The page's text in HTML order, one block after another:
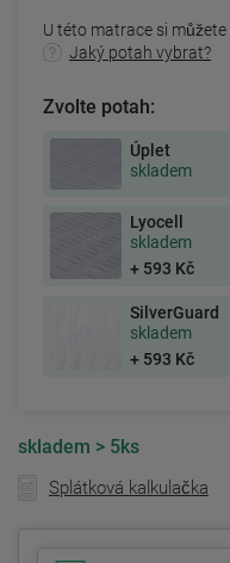
U této matrace si
Jaký potah vybrat?
Zvolte potah:
Úplet
skladem
Lyocell
skladem
+ 593 Kč
SilverGuard
skladem
+ 593 Kč
skladem > 5ks
Splátková kalkulačka